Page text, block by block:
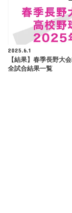
2025.6.1
【結果】春季長野大
全試合結果一覧